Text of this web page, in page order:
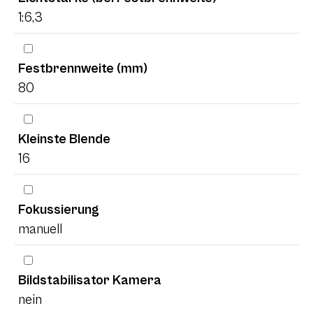
1:6,3
Festbrennweite (mm)
80
Kleinste Blende
16
Fokussierung
manuell
Bildstabilisator Kamera
nein